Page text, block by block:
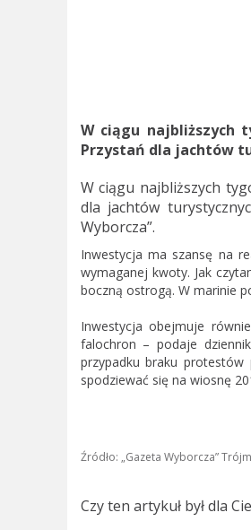
W ciągu najbliższych
Przystań dla jachtów
W ciągu najbliższych
dla jachtów
Wyborcza”.
Inwestycja ma szansę na
wymaganej kwoty. Jak
boczną ostrogą. W marinie
Inwestycja obejmuje
falochron – podaje
przypadku braku
spodziewać się na wiosnę
Źródło: „Gazeta Wyborcza”
Czy ten artykuł był dla